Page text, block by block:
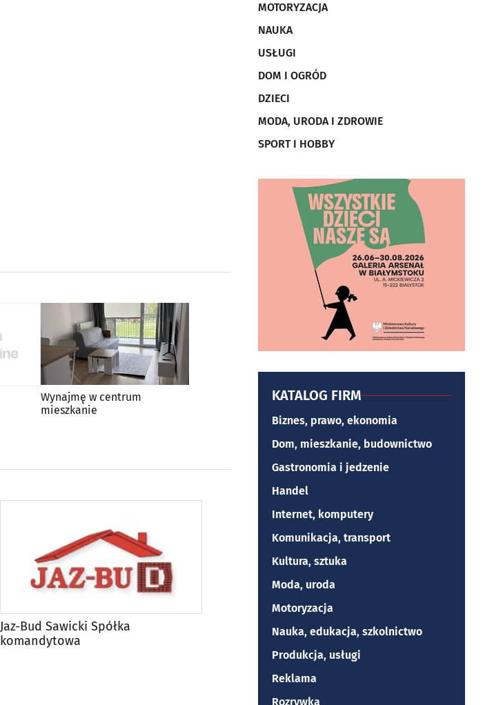
Wynajmę w centrum
mieszkanie
Jaz-Bud Sawicki Spółka
komandytowa
MOTORYZACJA
NAUKA
USŁUGI
DOM I OGRÓD
DZIECI
MODA, URODA I ZDROWIE
SPORT I HOBBY
KATALOG FIRM
Biznes, prawo, ekonomia
Dom, mieszkanie, budownictwo
Gastronomia i jedzenie
Handel
Internet, komputery
Komunikacja, transport
Kultura, sztuka
Moda, uroda
Motoryzacja
Nauka, edukacja, szkolnictwo
Produkcja, usługi
Reklama
Rozrywka